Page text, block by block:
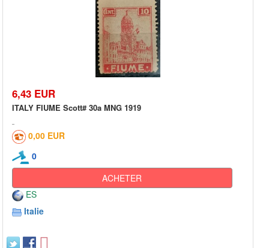
6,43 EUR
ITALY FIUME Scott# 30a MNG 1919
0,00 EUR
0
ACHETER
ES
Italie